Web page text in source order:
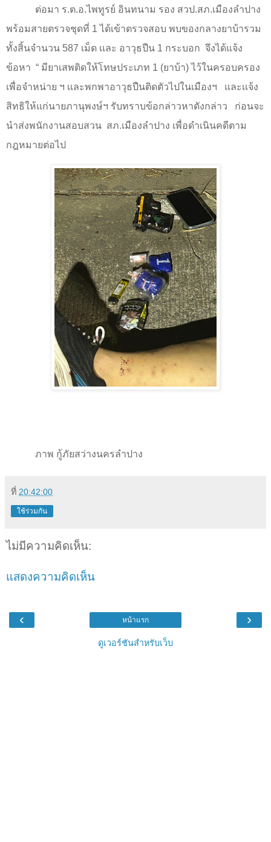
ต่อมา ร.ต.อ.ไพทูรย์ อินทนาม รอง สวป.สภ.เมืองลำปาง
พร้อมสายตรวจชุดที่ 1 ได้เข้าตรวจสอบ พบของกลางยาบ้ารวม
ทั้งสิ้นจำนวน 587 เม็ด เเละ อาวุธปืน 1 กระบอก จึงได้แจ้ง
ข้อหา “ มียาเสพติดให้โทษประเภท 1 (ยาบ้า) ไว้ในครอบครอง
เพื่อจำหน่าย ฯ เเละพกพาอาวุธปืนติดตัวไปในเมืองฯ
และเเจ้ง
สิทธิให้แก่นายภานุพงษ์ฯ รับทราบข้อกล่าวหาดังกล่าว
ก่อนจะ
นำส่งพนักงานสอบสวน สภ.เมืองลำปาง เพื่อดำเนินคดีตาม
กฎหมายต่อไป
ภาพ กู้ภัยสว่างนครลำปาง
ที่ 20:42:00
ใช้ร่วมกัน
ไม่มีความคิดเห็น:
แสดงความคิดเห็น
‹ ›
หน้าแรก
ดูเวอร์ชันสำหรับเว็บ